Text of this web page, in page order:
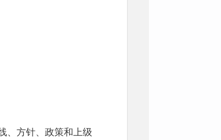
、方针、政策和上级